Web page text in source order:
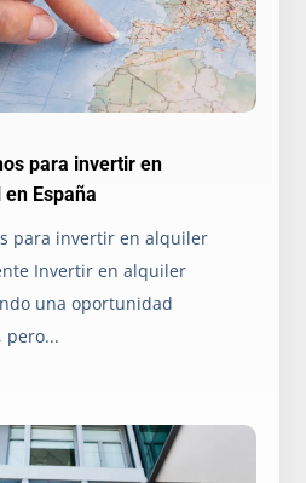
para invertir en
España
para invertir en alquiler
Invertir en alquiler
una oportunidad
pero...